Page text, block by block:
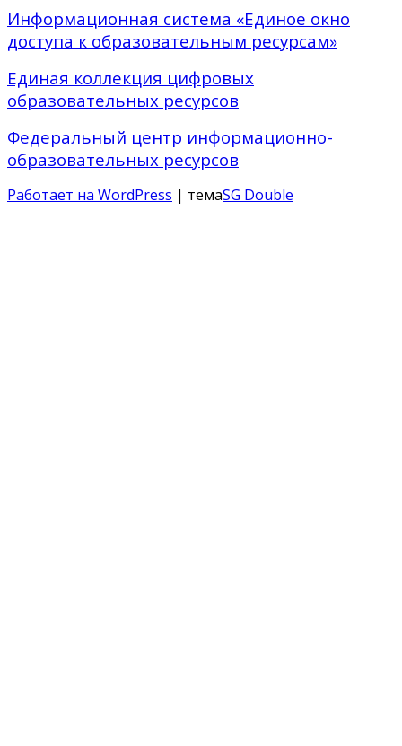
Информационная система «Единое окно
доступа к образовательным ресурсам»
Единая коллекция цифровых
образовательных ресурсов
Федеральный центр информационно-
образовательных ресурсов
Работает на WordPress | темаSG Double